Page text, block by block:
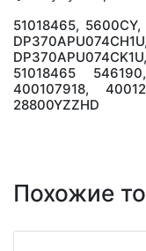
51018465,
51018465
400107918,
28800YZZHD
Похожие